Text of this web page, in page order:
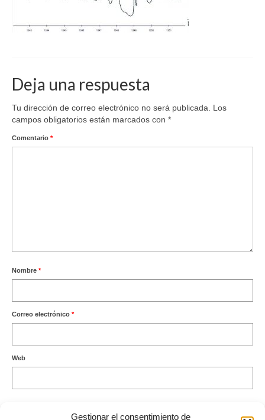
Gestionar el consentimiento de
Deja una respuesta
Tu dirección de correo electrónico no será publicada.
Los
campos obligatorios están marcados con *
Comentario *
Nombre *
Correo electrónico *
Web